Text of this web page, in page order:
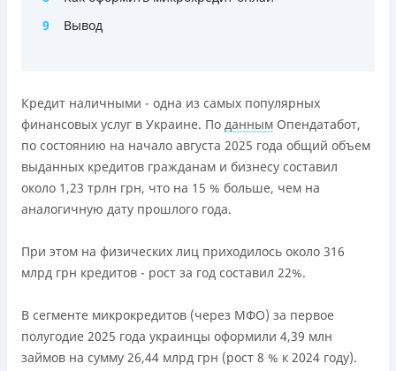
Через терминалы самообслуживания
Вся информация о кредите
ПОЛУЧИТЬ ЗАЙМ Подробнее
9
Вывод
Кредит наличными - одна из самых популярных
финансовых услуг в Украине. По данным Опендатабот,
по состоянию на начало августа 2025 года общий объем
выданных кредитов гражданам и бизнесу составил
около 1,23 трлн грн, что на 15 % больше, чем на
аналогичную дату прошлого года.
При этом на физических лиц приходилось около 316
млрд грн кредитов - рост за год составил 22%.
В сегменте микрокредитов (через МФО) за первое
полугодие 2025 года украинцы оформили 4,39 млн
займов на сумму 26,44 млрд грн (рост 8 % к 2024 году).